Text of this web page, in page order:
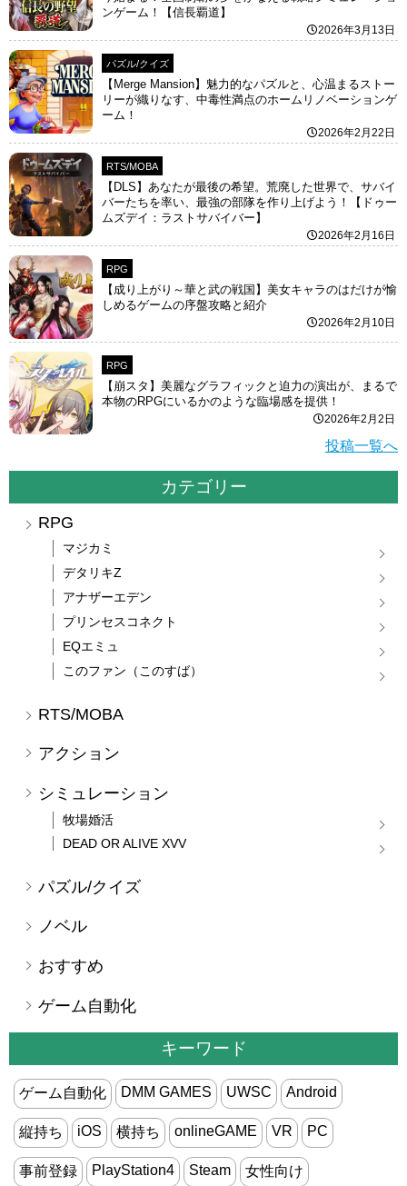
ンゲーム！【信長覇道】
2026年3月13日
パズル/クイズ
【Merge Mansion】魅力的なパズルと、心温まるストー
リーが織りなす、中毒性満点のホームリノベーションゲ
ーム！
2026年2月22日
RTS/MOBA
【DLS】あなたが最後の希望。荒廃した世界で、サバイ
バーたちを率い、最強の部隊を作り上げよう！【ドゥー
ムズデイ：ラストサバイバー】
2026年2月16日
RPG
【成り上がり～華と武の戦国】美女キャラのはだけが愉
しめるゲームの序盤攻略と紹介
2026年2月10日
RPG
【崩スタ】美麗なグラフィックと迫力の演出が、まるで
本物のRPGにいるかのような臨場感を提供！
2026年2月2日
投稿一覧へ
カテゴリー
RPG
マジカミ
デタリキZ
アナザーエデン
プリンセスコネクト
EQエミュ
このファン（このすば）
RTS/MOBA
アクション
シミュレーション
牧場婚活
DEAD OR ALIVE XVV
パズル/クイズ
ノベル
おすすめ
ゲーム自動化
キーワード
ゲーム自動化 DMM GAMES UWSC Android
縦持ち iOS 横持ち onlineGAME VR PC
事前登録 PlayStation4 Steam 女性向け